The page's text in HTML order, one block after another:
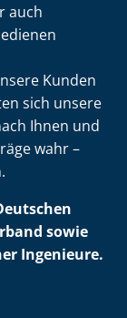
auch
Kunden
sich unsere
Ihnen und
wahr –
sowie
Ingenieure.